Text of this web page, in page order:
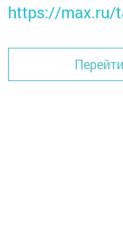
https://max.ru/